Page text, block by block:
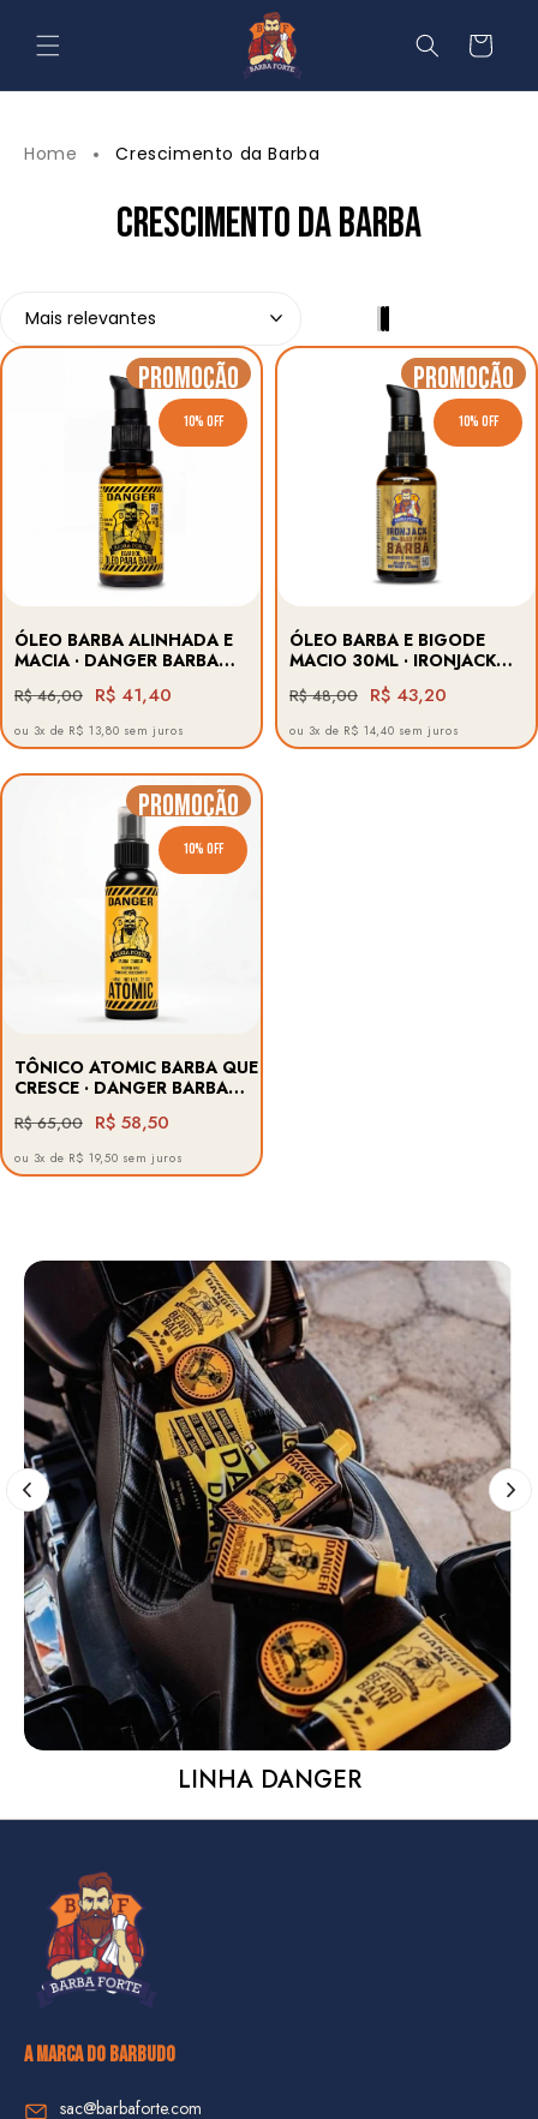
conteúdo
Carrinho
Home Crescimento da Barba
CRESCIMENTO DA BARBA
Promoção
10% OFF
ÓLEO BARBA ALINHADA E
MACIA · DANGER BARBA
R$ 46,00 R$ 41,40
ou 3x de R$ 13,80 sem juros
Promoção
10% OFF
ÓLEO BARBA E BIGODE
MACIO 30ML · IRONJACK
BARBA FORTE
R$ 48,00 R$ 43,20
ou 3x de R$ 14,40 sem juros
Promoção
10% OFF
TÔNICO ATOMIC BARBA QUE
CRESCE · DANGER BARBA
R$ 65,00 R$ 58,50
ou 3x de R$ 19,50 sem juros
LINHA DANGER
A MARCA DO BARBUDO
sac@barbaforte.com